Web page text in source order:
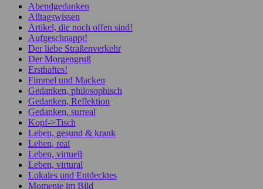
Abendgedanken
Alltagswissen
Artikel, die noch offen sind!
Aufgeschnappt!
Der liebe Straßenverkehr
Der Morgengruß
Ersthaftes!
Fimmel und Macken
Gedanken, philosophisch
Gedanken, Reflektion
Gedanken, surreal
Kopf->Tisch
Leben, gesund & krank
Leben, real
Leben, virtuell
Leben, virtural
Lokales und Entdecktes
Momente im Bild